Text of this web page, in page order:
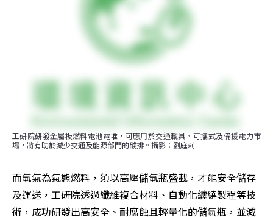
工研院研發金屬板燃料電池電堆，可應用於交通載具、可攜式及備援電力市
場，將有助於減少交通及能源部門的碳排。攝影：劉庭莉
而氫氣為氣態燃料，須以高壓儲氫瓶盛載，才能安全儲存
及運送，工研院透過纖維複合材料、自動化纏繞製程等技
術，成功研發出高安全、耐腐蝕且輕量化的儲氫瓶，並減